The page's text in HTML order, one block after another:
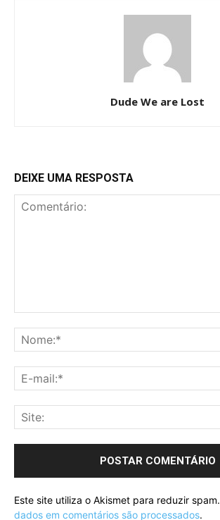
Dude We are Lost
DEIXE UMA RESPOSTA
Este site utiliza o Akismet para reduzir spam.
dados em comentários são processados.